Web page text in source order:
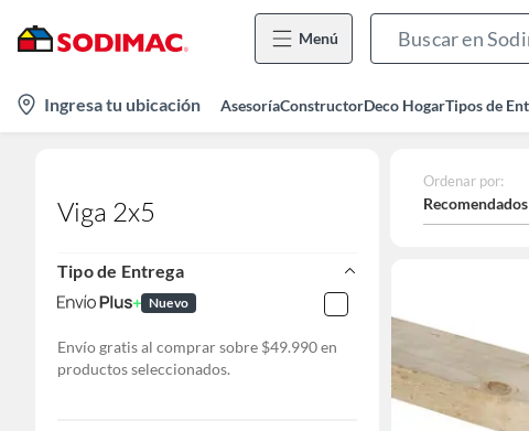
Menú
location-
icon
Ingresa tu ubicación AsesoríaConstructorDeco HogarTipos de
Viga 2x5
Tipo de Entrega
Nuevo
Envío gratis al comprar sobre $49.990 en
productos seleccionados.
Ordenar por:
Recomendados